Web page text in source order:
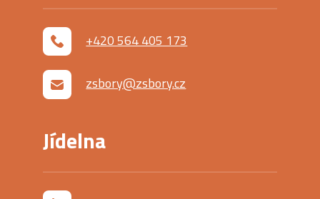
+420 564 405 173
zsbory@zsbory.cz
Jídelna